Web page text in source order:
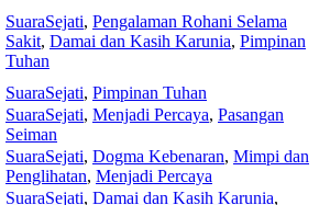
SuaraSejati, Pengalaman Rohani Selama
Sakit, Damai dan Kasih Karunia, Pimpinan
Tuhan
SuaraSejati, Pimpinan Tuhan
SuaraSejati, Menjadi Percaya, Pasangan
Seiman
SuaraSejati, Dogma Kebenaran, Mimpi dan
Penglihatan, Menjadi Percaya
SuaraSejati, Damai dan Kasih Karunia,